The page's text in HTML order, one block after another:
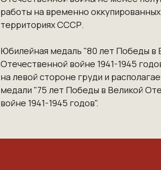
работы на временно оккупированных
территориях СССР.
Юбилейная медаль "80 лет Победы в
Отечественной войне 1941-1945
на левой стороне груди и
медали "75 лет Победы в Великой
войне 1941-1945 годов".